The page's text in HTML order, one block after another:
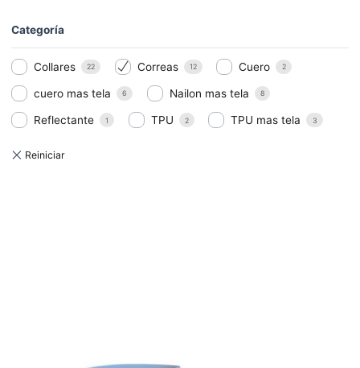
Categoría
Collares 22 Correas 12 Cuero 2
cuero mas tela 6 Nailon mas tela 8
Reflectante 1 TPU 2 TPU mas tela 3